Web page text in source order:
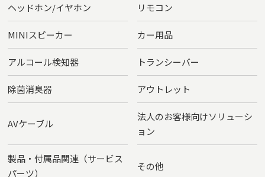
ヘッドホン/イヤホン リモコン
MINIスピーカー カー用品
アルコール検知器 トランシーバー
除菌消臭器 アウトレット
AVケーブル
法人のお客様向けソリューシ
ョン
製品・付属品関連（サービス
パーツ）
その他